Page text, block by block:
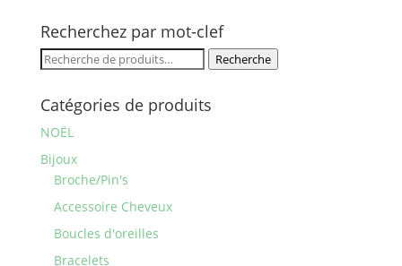
Recherchez par mot-clef
Recherche
Recherche
Catégories de produits
NOËL
Bijoux
Broche/Pin's
Accessoire Cheveux
Boucles d'oreilles
Bracelets